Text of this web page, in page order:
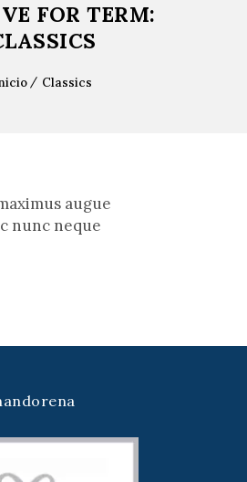
FOR TERM:
Classics